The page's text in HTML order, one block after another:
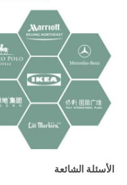
الأسئلة الشائعة